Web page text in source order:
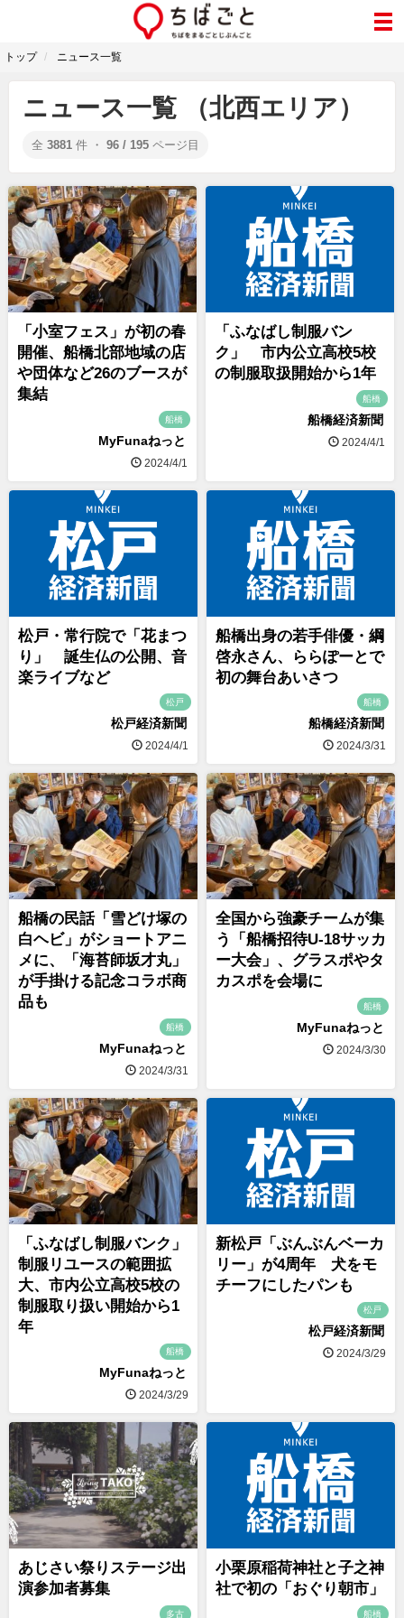
トップ ニュース一覧
ニュース一覧 （北西エリア）
全 3881 件 ・ 96 / 195 ページ目
「小室フェス」が初の春
開催、船橋北部地域の店
や団体など26のブースが
集結
船橋
MyFunaねっと
2024/4/1
「ふなばし制服バン
ク」 市内公立高校5校
の制服取扱開始から1年
船橋
船橋経済新聞
2024/4/1
松戸・常行院で「花まつ
り」 誕生仏の公開、音
楽ライブなど
松戸
松戸経済新聞
2024/4/1
船橋出身の若手俳優・綱
啓永さん、ららぽーとで
初の舞台あいさつ
船橋
船橋経済新聞
2024/3/31
船橋の民話「雪どけ塚の
白ヘビ」がショートアニ
メに、「海苔師坂才丸」
が手掛ける記念コラボ商
品も
船橋
MyFunaねっと
2024/3/31
全国から強豪チームが集
う「船橋招待U-18サッカ
ー大会」、グラスポやタ
カスポを会場に
船橋
MyFunaねっと
2024/3/30
「ふなばし制服バンク」
制服リユースの範囲拡
大、市内公立高校5校の
制服取り扱い開始から1
年
船橋
MyFunaねっと
2024/3/29
新松戸「ぶんぶんベーカ
リー」が4周年 犬をモ
チーフにしたパンも
松戸
松戸経済新聞
2024/3/29
あじさい祭りステージ出
演参加者募集
多古
小栗原稲荷神社と子之神
社で初の「おぐり朝市」
船橋